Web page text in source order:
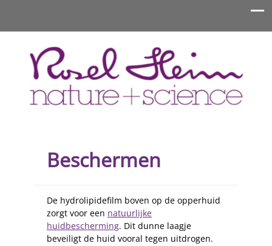
Beschermen
De hydrolipidefilm boven op de opperhuid
zorgt voor een natuurlijke
huidbescherming. Dit dunne laagje
beveiligt de huid vooral tegen uitdrogen.